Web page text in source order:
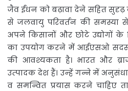
जैव ईंधन को बढ़ावा देने सहित सुदृढ़
से जलवायु परिवर्तन की समस्या
अपने किसानों और छोटे उद्योगों के
का उपयोग करने में आईएसओ
की आवश्यकता है। भारत और
उत्‍पादक देश हैं। उन्‍हें गन्ने में
व समन्वित प्रयास करने चाहिए